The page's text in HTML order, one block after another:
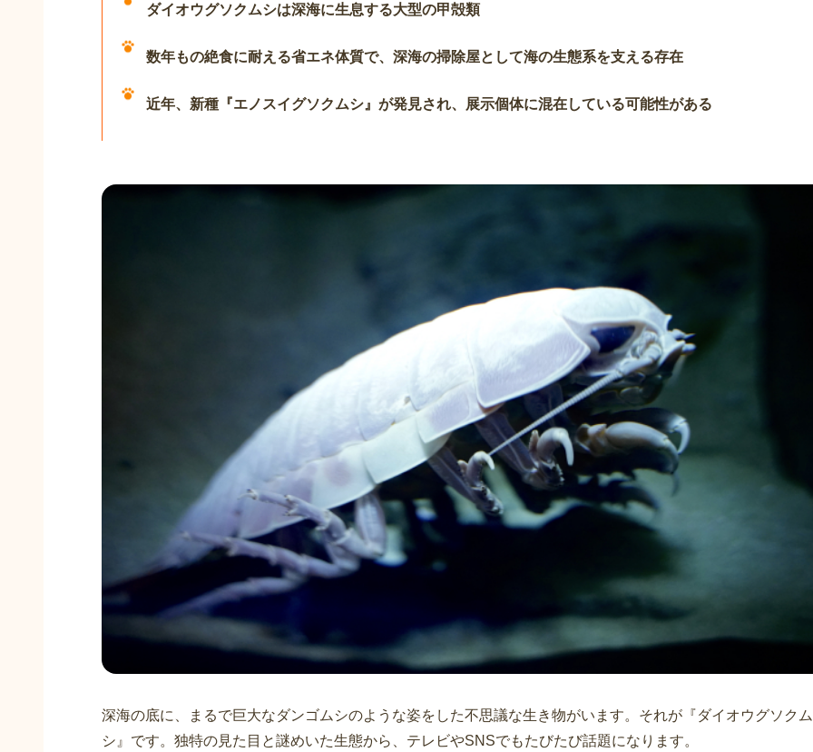
ダイオウグソクムシは深海に生息する大型の甲殻類
数年もの絶食に耐える省エネ体質で、深海の掃除屋として海の生態系を支える存在
近年、新種『エノスイグソクムシ』が発見され、展示個体に混在している可能性がある
深海の底に、まるで巨大なダンゴムシのような姿をした不思議な生き物がいます。それが『ダイオウグソクム
シ』です。独特の見た目と謎めいた生態から、テレビやSNSでもたびたび話題になります。